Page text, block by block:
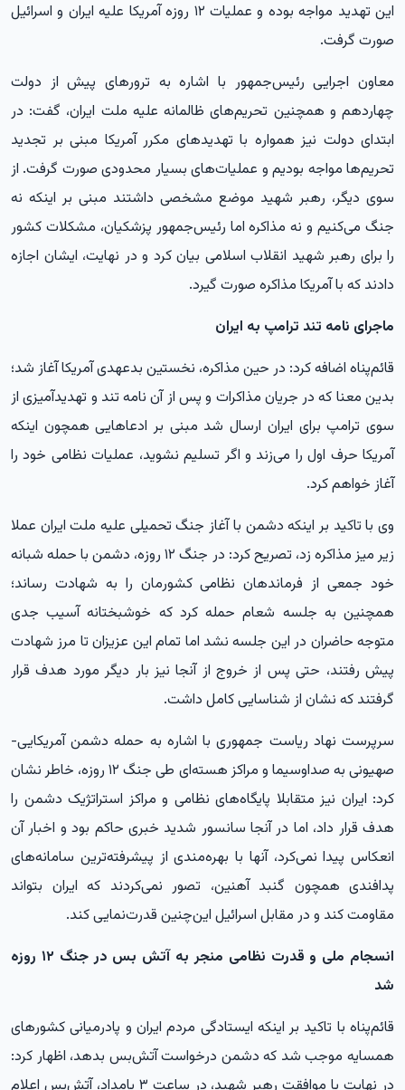
این تهدید مواجه بوده و عملیات ۱۲ روزه آمریکا علیه ایران و اسرائیل
صورت گرفت.
معاون اجرایی رئیس‌جمهور با اشاره به ترورهای پیش از دولت
چهاردهم و همچنین تحریم‌های ظالمانه علیه ملت ایران، گفت: در
ابتدای دولت نیز همواره با تهدیدهای مکرر آمریکا مبنی بر تجدید
تحریم‌ها مواجه بودیم و عملیات‌های بسیار محدودی صورت گرفت. از
سوی دیگر، رهبر شهید موضع مشخصی داشتند مبنی بر اینکه نه
جنگ می‌کنیم و نه مذاکره اما رئیس‌جمهور پزشکیان، مشکلات کشور
را برای رهبر شهید انقلاب اسلامی بیان کرد و در نهایت، ایشان اجازه
دادند که با آمریکا مذاکره صورت گیرد.
ماجرای نامه‌ تند ترامپ به ایران
قائم‌پناه اضافه کرد: در حین مذاکره، نخستین بدعهدی آمریکا آغاز شد؛
بدین معنا که در جریان مذاکرات و پس از آن نامه تند و تهدیدآمیزی از
سوی ترامپ برای ایران ارسال شد مبنی بر ادعاهایی همچون اینکه
آمریکا حرف اول را می‌زند و اگر تسلیم نشوید، عملیات نظامی خود را
آغاز خواهم کرد.
وی با تاکید بر اینکه دشمن با آغاز جنگ تحمیلی علیه ملت ایران عملا
زیر میز مذاکره زد، تصریح کرد: در جنگ ۱۲ روزه، دشمن با حمله شبانه
خود جمعی از فرماندهان نظامی کشورمان را به شهادت رساند؛
همچنین به جلسه شعام حمله کرد که خوشبختانه آسیب جدی
متوجه حاضران در این جلسه نشد اما تمام این عزیزان تا مرز شهادت
پیش رفتند، حتی پس از خروج از آنجا نیز بار دیگر مورد هدف قرار
گرفتند که نشان از شناسایی کامل داشت.
سرپرست نهاد ریاست جمهوری با اشاره به حمله دشمن آمریکایی-
صهیونی به صداوسیما و مراکز هسته‌ای طی جنگ ۱۲ روزه، خاطر نشان
کرد: ایران نیز متقابلا پایگاه‌های نظامی و مراکز استراتژیک دشمن را
هدف قرار داد، اما در آنجا سانسور شدید خبری حاکم بود و اخبار آن
انعکاس پیدا نمی‌کرد، آنها با بهره‌مندی از پیشرفته‌ترین سامانه‌های
پدافندی همچون گنبد آهنین، تصور نمی‌کردند که ایران بتواند
مقاومت کند و در مقابل اسرائیل این‌چنین قدرت‌نمایی کند.
انسجام ملی و قدرت نظامی منجر به آتش بس در جنگ ۱۲ روزه
شد
قائم‌پناه با تاکید بر اینکه ایستادگی مردم ایران و پادرمیانی کشورهای
همسایه موجب شد که دشمن درخواست آتش‌بس بدهد، اظهار کرد: